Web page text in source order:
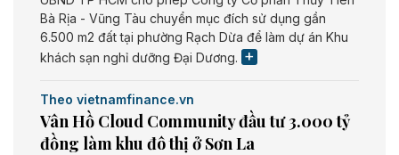
Bà Rịa - Vũng Tàu chuyển mục đích sử dụng gần
6.500 m2 đất tại phường Rạch Dừa để làm dự án Khu
khách sạn nghỉ dưỡng Đại Dương.
Theo vietnamfinance.vn
Vân Hồ Cloud Community đầu tư 3.000 tỷ
đồng làm khu đô thị ở Sơn La